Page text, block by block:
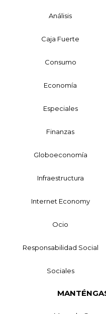
Análisis
Caja Fuerte
Consumo
Economía
Especiales
Finanzas
Globoeconomía
Infraestructura
Internet Economy
Ocio
Responsabilidad Social
Sociales